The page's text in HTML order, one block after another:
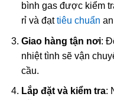
bình gas được kiểm
rỉ và đạttiêu chuẩn
Giao hàng tận nơi:
nhiệt tình sẽ vận
cầu.
Lắp đặt và kiểm tra: